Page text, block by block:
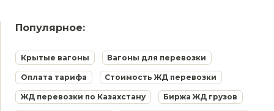
Популярное:
Крытые вагоны Вагоны для перевозки
Оплата тарифа Стоимость ЖД перевозки
ЖД перевозки по Казахстану Биржа ЖД грузов